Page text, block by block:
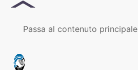
Passa al contenuto principale